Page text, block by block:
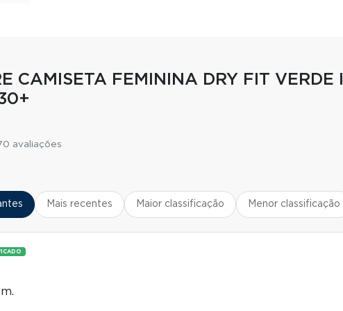
CAMISETA FEMININA DRY FIT VERDE
avaliações
Mais recentes Maior classificação Menor classificação